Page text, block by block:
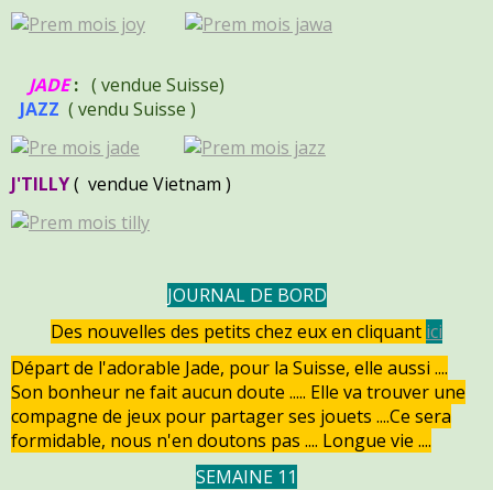
JADE: ( vendue Suisse)
JAZZ ( vendu Suisse )
J'TILLY( vendue Vietnam )
JOURNAL DE BORD
Des nouvelles des petits chez eux en cliquant ici
Départ de l'adorable Jade, pour la Suisse, elle aussi ....
Son bonheur ne fait aucun doute ..... Elle va trouver une
compagne de jeux pour partager ses jouets ....Ce sera
formidable, nous n'en doutons pas .... Longue vie ....
SEMAINE 11